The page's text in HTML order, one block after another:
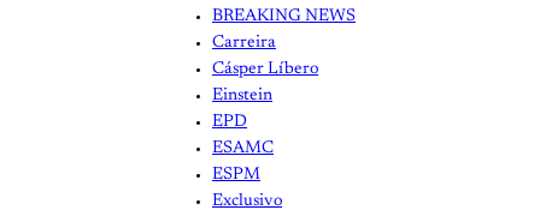
BREAKING NEWS
Carreira
Cásper Líbero
Einstein
EPD
ESAMC
ESPM
Exclusivo